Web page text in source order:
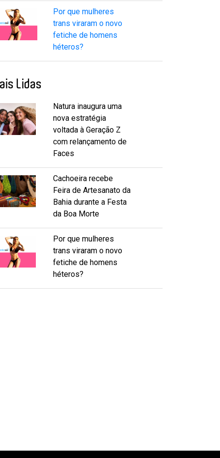
Por que mulheres
trans viraram o novo
fetiche de homens
héteros?
Lidas
Natura inaugura uma
nova estratégia
voltada à Geração Z
com relançamento de
Faces
Cachoeira recebe
Feira de Artesanato da
Bahia durante a Festa
da Boa Morte
Por que mulheres
trans viraram o novo
fetiche de homens
héteros?